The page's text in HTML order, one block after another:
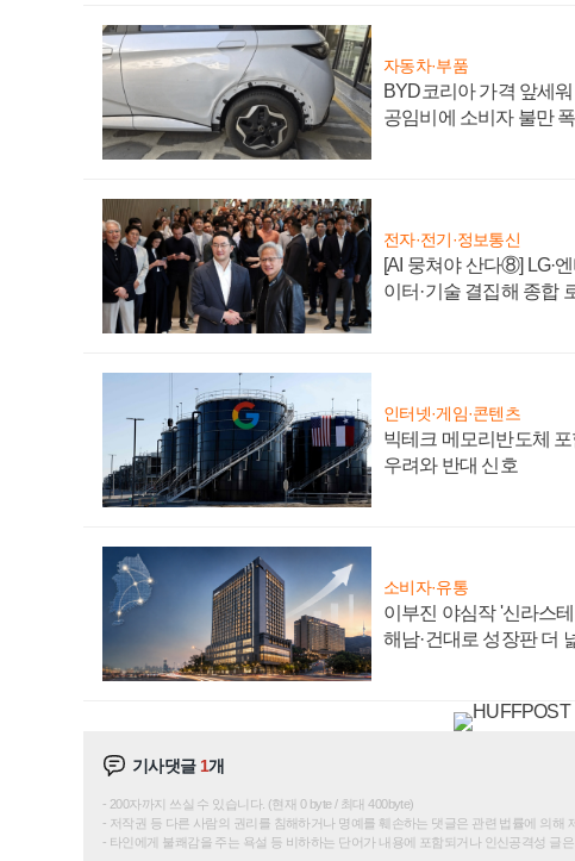
자동차·부품
BYD코리아 가격 앞세
공임비에 소비자 불만
전자·전기·정보통신
[AI 뭉쳐야 산다⑧] LG·
이터·기술 결집해 종합
인터넷·게임·콘텐츠
빅테크 메모리반도체
우려와 반대 신호
소비자·유통
이부진 야심작 '신라스
해남·건대로 성장판 더
기사댓글 1개
200자까지 쓰실 수 있습니다. (현재 0 byte / 최대 400byte)
저작권 등 다른 사람의 권리를 침해하거나 명예를 훼손하는 댓글은 관련 법률에 의해
타인에게 불쾌감을 주는 욕설 등 비하하는 단어가 내용에 포함되거나 인신공격성 글